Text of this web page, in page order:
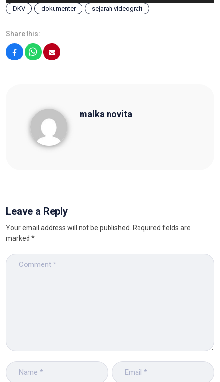
DKV dokumenter sejarah videografi
Share this:
malka novita
Leave a Reply
Your email address will not be published.
Required fields are
marked *